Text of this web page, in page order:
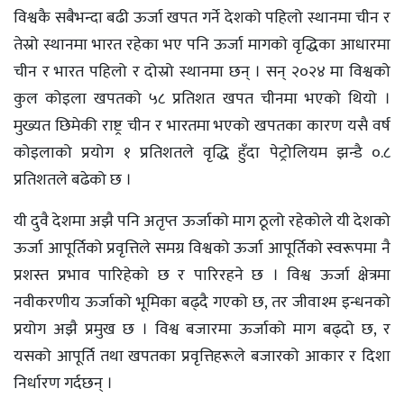
विश्वकै सबैभन्दा बढी ऊर्जा खपत गर्ने देशको पहिलो स्थानमा चीन र
तेस्रो स्थानमा भारत रहेका भए पनि ऊर्जा मागको वृद्धिका आधारमा
चीन र भारत पहिलो र दोस्रो स्थानमा छन् । सन् २०२४ मा विश्वको
कुल कोइला खपतको ५८ प्रतिशत खपत चीनमा भएको थियो ।
मुख्यत छिमेकी राष्ट्र चीन र भारतमा भएको खपतका कारण यसै वर्ष
कोइलाको प्रयोग १ प्रतिशतले वृद्धि हुँदा पेट्रोलियम झन्डै ०.८
प्रतिशतले बढेको छ ।
यी दुवै देशमा अझै पनि अतृप्त ऊर्जाको माग ठूलो रहेकोले यी देशको
ऊर्जा आपूर्तिको प्रवृत्तिले समग्र विश्वको ऊर्जा आपूर्तिको स्वरूपमा नै
प्रशस्त प्रभाव पारिहेको छ र पारिरहने छ । विश्व ऊर्जा क्षेत्रमा
नवीकरणीय ऊर्जाको भूमिका बढ्दै गएको छ, तर जीवाश्म इन्धनको
प्रयोग अझै प्रमुख छ । विश्व बजारमा ऊर्जाको माग बढ्दो छ, र
यसको आपूर्ति तथा खपतका प्रवृत्तिहरूले बजारको आकार र दिशा
निर्धारण गर्दछन् ।